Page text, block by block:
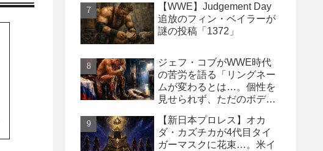
るべき」
【WWE】Judgement Day
追放のフィン・ベイラーが
謎の投稿「1372」
ジェフ・コブがWWE時代
の苦労を語る「リングネー
ムが変わるとは…。個性を
見せられず、ただのボディ
【新日本プロレス】オカ
ダ・カズチカが4代目タイ
ガーマスクに花束…。米イ